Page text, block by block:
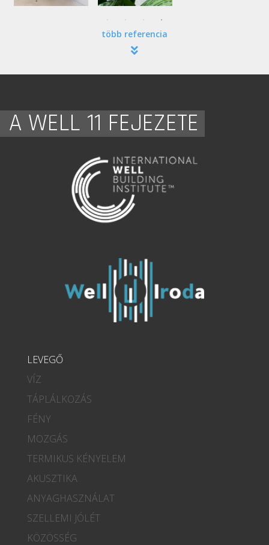
több referencia
A WELL 11 FEJEZETE
LEVEGŐ
VÍZ
TÁPLÁLKOZÁS
FÉNY
MOZGÁS
TERMIKUS KÉNYELEM
AKUSZTIKA
ANYAGHASZNÁLAT
SZELLEMI JÓLÉT
KÖZÖSSÉG